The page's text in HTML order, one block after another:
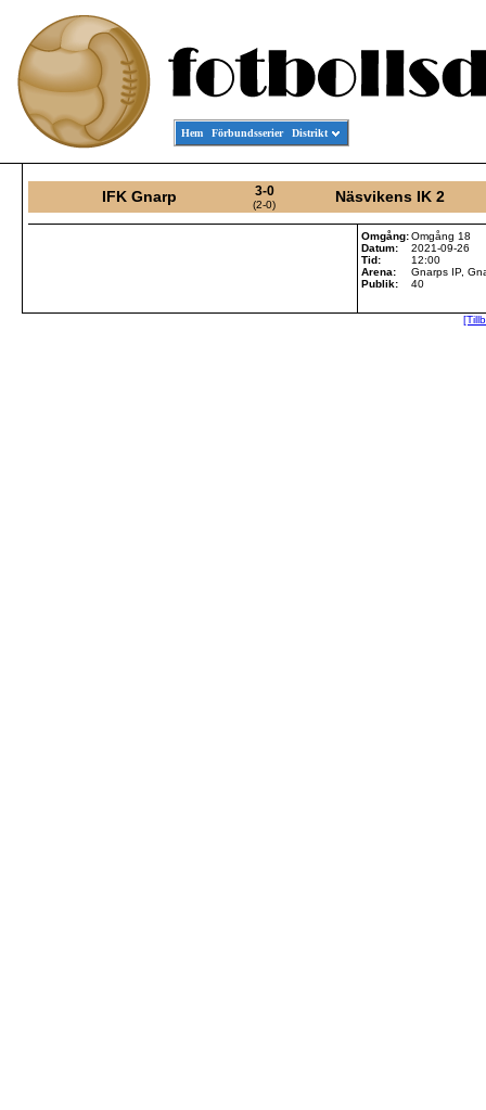
Hem Förbundsserier Distrikt
IFK Gnarp 3-0
(2-0) Näsvikens IK 2
Omgång:Omgång 18
Datum:
2021-09-26
Tid:
12:00
Arena:
Gnarps IP,
Publik:
40